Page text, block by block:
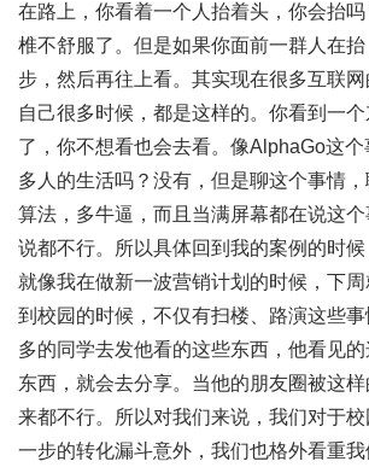
在路上，你看着一个人抬着头，你会抬
椎不舒服了。但是如果你面前一群人在
步，然后再往上看。其实现在很多互联
自己很多时候，都是这样的。你看到一
了，你不想看也会去看。像AlphaGo这
多人的生活吗？没有，但是聊这个事情
算法，多牛逼，而且当满屏幕都在说这
说都不行。所以具体回到我的案例的时候
就像我在做新一波营销计划的时候，下
到校园的时候，不仅有扫楼、路演这些
多的同学去发他看的这些东西，他看见
东西，就会去分享。当他的朋友圈被这
来都不行。所以对我们来说，我们对于
一步的转化漏斗意外，我们也格外看重